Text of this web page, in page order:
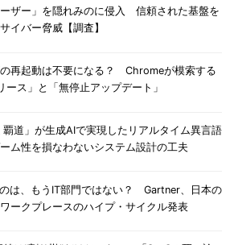
ーザー」を隠れみのに侵入 信頼された基盤を
イバー脅威【調査】
再起動は不要になる？ Chromeが模索する
ース」と「無停止アップデート」
覇道」が生成AIで実現したリアルタイム異言語
ム性を損なわないシステム設計の工夫
は、もうIT部門ではない？ Gartner、日本の
ークプレースのハイプ・サイクル発表